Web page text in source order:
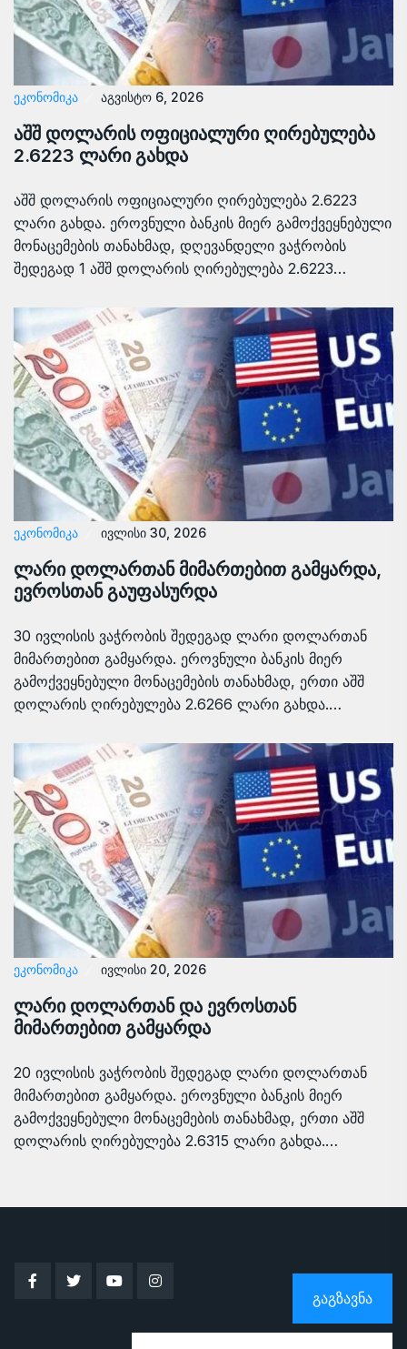
ᲔᲙᲝᲜᲝᲛᲘᲙᲐ აგვისტო 6, 2026
აშშ დოლარის ოფიციალური ღირებულება
2.6223 ლარი გახდა
აშშ დოლარის ოფიციალური ღირებულება 2.6223
ლარი გახდა. ეროვნული ბანკის მიერ გამოქვეყნებული
მონაცემების თანახმად, დღევანდელი ვაჭრობის
შედეგად 1 აშშ დოლარის ღირებულება 2.6223…
ᲔᲙᲝᲜᲝᲛᲘᲙᲐ ივლისი 30, 2026
ლარი დოლართან მიმართებით გამყარდა,
ევროსთან გაუფასურდა
30 ივლისის ვაჭრობის შედეგად ლარი დოლართან
მიმართებით გამყარდა. ეროვნული ბანკის მიერ
გამოქვეყნებული მონაცემების თანახმად, ერთი აშშ
დოლარის ღირებულება 2.6266 ლარი გახდა.…
ᲔᲙᲝᲜᲝᲛᲘᲙᲐ ივლისი 20, 2026
ლარი დოლართან და ევროსთან
მიმართებით გამყარდა
20 ივლისის ვაჭრობის შედეგად ლარი დოლართან
მიმართებით გამყარდა. ეროვნული ბანკის მიერ
გამოქვეყნებული მონაცემების თანახმად, ერთი აშშ
დოლარის ღირებულება 2.6315 ლარი გახდა.…
ᲒᲐᲒᲖᲐᲕᲜᲐ